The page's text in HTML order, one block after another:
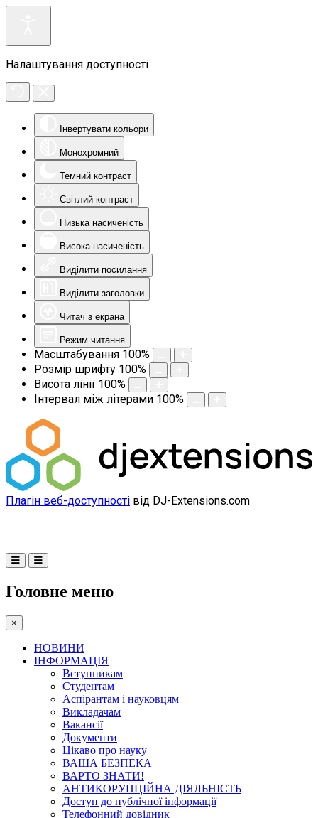
Налаштування доступності
Інвертувати кольори
Монохромний
Темний контраст
Світлий контраст
Низька насиченість
Висока насиченість
Виділити посилання
Виділити заголовки
Читач з екрана
Режим читання
Масштабування 100%
Розмір шрифту 100%
Висота лінії 100%
Інтервал між літерами 100%
Плагін веб-доступності від DJ-Extensions.com
Головне меню
×
НОВИНИ
ІНФОРМАЦІЯ
Вступникам
Студентам
Аспірантам і науковцям
Викладачам
Вакансії
Документи
Цікаво про науку
ВАША БЕЗПЕКА
ВАРТО ЗНАТИ!
АНТИКОРУПЦІЙНА ДІЯЛЬНІСТЬ
Доступ до публічної інформації
Телефонний довідник